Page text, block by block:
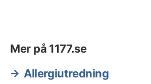
Mer på 1177.se
Allergiutredning